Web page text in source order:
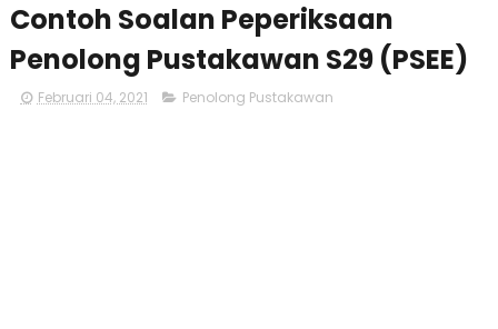
Contoh Soalan Peperiksaan
Penolong Pustakawan S29 (PSEE)
Februari 04, 2021 Penolong Pustakawan